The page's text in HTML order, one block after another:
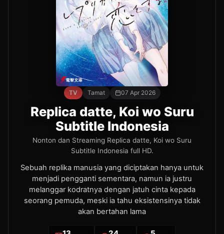
TV Tamat 07 Apr 2026
Replica datte, Koi wo Suru
Subtitle Indonesia
Nonton dan Streaming Replica datte, Koi wo Suru
Subtitle Indonesia full HD.
Sebuah replika manusia yang diciptakan hanya untuk
menjadi pengganti sementara, namun ia justru
melanggar kodratnya dengan jatuh cinta kepada
seorang pemuda, meski ia tahu eksistensinya tidak
akan bertahan lama